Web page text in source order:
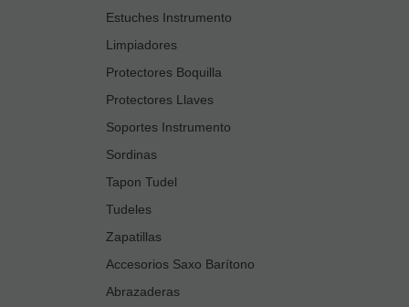
Estuches Instrumento
Limpiadores
Protectores Boquilla
Protectores Llaves
Soportes Instrumento
Sordinas
Tapon Tudel
Tudeles
Zapatillas
Accesorios Saxo Barítono
Abrazaderas